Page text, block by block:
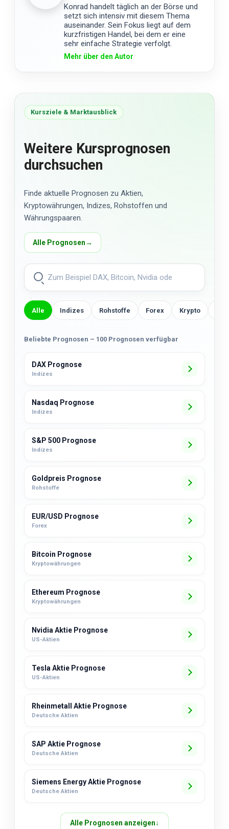
Konrad handelt täglich an der Börse und
setzt sich intensiv mit diesem Thema
auseinander. Sein Fokus liegt auf dem
kurzfristigen Handel, bei dem er eine
sehr einfache Strategie verfolgt.
Mehr über den Autor
Kursziele & Marktausblick
Weitere Kursprognosen
durchsuchen
Finde aktuelle Prognosen zu Aktien,
Kryptowährungen, Indizes, Rohstoffen und
Währungspaaren.
Alle Prognosen→
Alle Indizes Rohstoffe Forex Krypto
Beliebte Prognosen – 100 Prognosen verfügbar
DAX Prognose
Indizes
Nasdaq Prognose
Indizes
S&P 500 Prognose
Indizes
Goldpreis Prognose
Rohstoffe
EUR/USD Prognose
Forex
Bitcoin Prognose
Kryptowährungen
Ethereum Prognose
Kryptowährungen
Nvidia Aktie Prognose
US-Aktien
Tesla Aktie Prognose
US-Aktien
Rheinmetall Aktie Prognose
Deutsche Aktien
SAP Aktie Prognose
Deutsche Aktien
Siemens Energy Aktie Prognose
Deutsche Aktien
Alle Prognosen anzeigen↓